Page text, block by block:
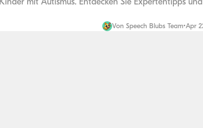
Von Speech Blubs Team•Apr